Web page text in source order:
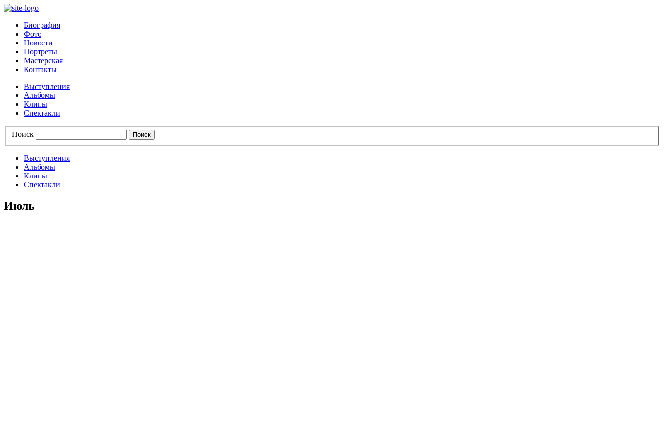
Биография
Фото
Новости
Портреты
Мастерская
Контакты
Выступления
Альбомы
Клипы
Спектакли
Поиск
Выступления
Альбомы
Клипы
Спектакли
Июль